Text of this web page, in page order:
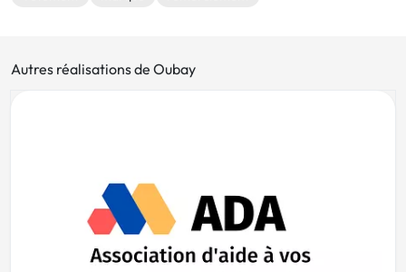
Autres réalisations de Oubay